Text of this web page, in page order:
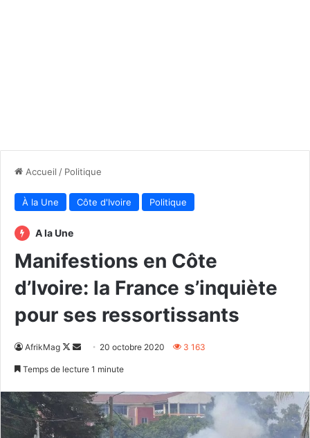
Accueil / Politique
À la Une Côte d'Ivoire Politique
A la Une
Manifestions en Côte
d’Ivoire: la France s’inquiète
pour ses ressortissants
AfrikMag
Follow
Envoyer20 octobre 2020 3 163
Temps de lecture 1 minute